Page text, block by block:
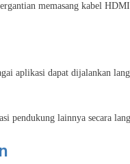
memasang kabel
aplikasi dapat dijalankan
pendukung lainnya secara